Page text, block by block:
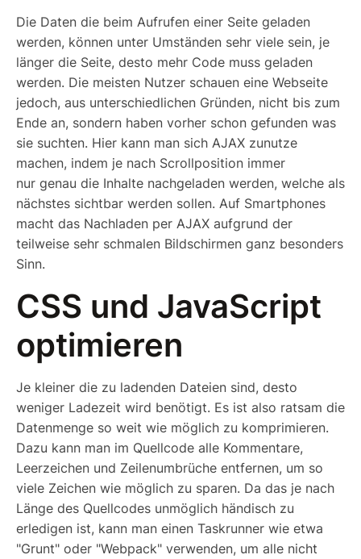
Die Daten die beim Aufrufen einer Seite geladen
werden, können unter Umständen sehr viele sein, je
länger die Seite, desto mehr Code muss geladen
werden. Die meisten Nutzer schauen eine Webseite
jedoch, aus unterschiedlichen Gründen, nicht bis zum
Ende an, sondern haben vorher schon gefunden was
sie suchten. Hier kann man sich AJAX zunutze
machen, indem je nach Scrollposition immer
nur genau die Inhalte nachgeladen werden, welche als
nächstes sichtbar werden sollen. Auf Smartphones
macht das Nachladen per AJAX aufgrund der
teilweise sehr schmalen Bildschirmen ganz besonders
Sinn.
CSS und JavaScript
optimieren
Je kleiner die zu ladenden Dateien sind, desto
weniger Ladezeit wird benötigt. Es ist also ratsam die
Datenmenge so weit wie möglich zu komprimieren.
Dazu kann man im Quellcode alle Kommentare,
Leerzeichen und Zeilenumbrüche entfernen, um so
viele Zeichen wie möglich zu sparen. Da das je nach
Länge des Quellcodes unmöglich händisch zu
erledigen ist, kann man einen Taskrunner wie etwa
"Grunt" oder "Webpack" verwenden, um alle nicht